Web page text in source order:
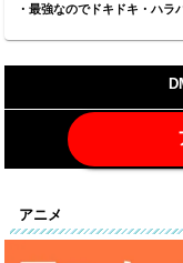
・最強なのでドキドキ・ハラ
アニメ